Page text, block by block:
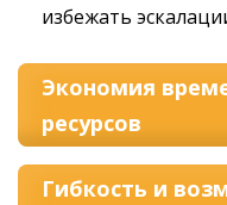
избежать
Экономия
ресурсов
Гибкость и